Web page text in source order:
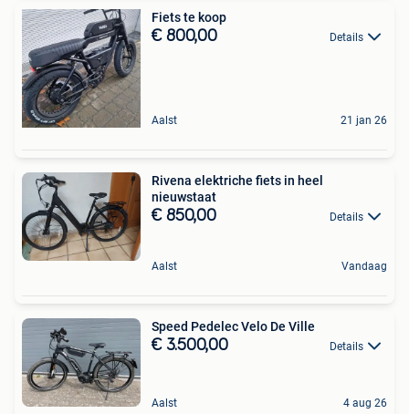
Fiets te koop
€ 800,00 Details
Aalst 21 jan 26
Rivena elektriche fiets in heel
nieuwstaat
€ 850,00 Details
Aalst Vandaag
Speed Pedelec Velo De Ville
€ 3.500,00 Details
Aalst 4 aug 26